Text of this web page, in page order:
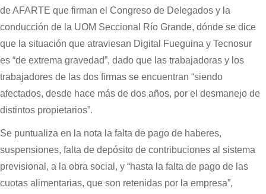
de AFARTE que firman el Congreso de Delegados y la
conducción de la UOM Seccional Río Grande, dónde se dice
que la situación que atraviesan Digital Fueguina y Tecnosur
es “de extrema gravedad”, dado que las trabajadoras y los
trabajadores de las dos firmas se encuentran “siendo
afectados, desde hace más de dos años, por el desmanejo de
distintos propietarios”.
Se puntualiza en la nota la falta de pago de haberes,
suspensiones, falta de depósito de contribuciones al sistema
previsional, a la obra social, y “hasta la falta de pago de las
cuotas alimentarias, que son retenidas por la empresa”,